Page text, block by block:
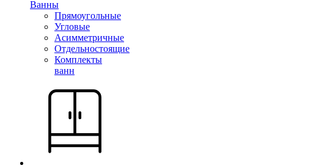
Ванны
Прямоугольные
Угловые
Асимметричные
Отдельностоящие
Комплекты
ванн